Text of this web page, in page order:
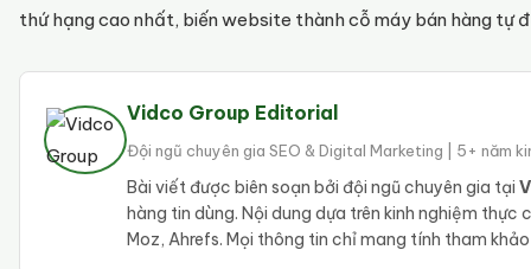
thứ hạng cao nhất, biến website thành cỗ máy bán hàng tự
Vidco Group Editorial
Đội ngũ chuyên gia SEO & Digital Marketing | 5+ năm
Bài viết được biên soạn bởi đội ngũ chuyên gia tại
hàng tin dùng. Nội dung dựa trên kinh nghiệm
Moz, Ahrefs. Mọi thông tin chỉ mang tính tham